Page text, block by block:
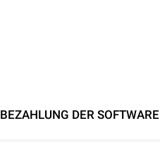
BEZAHLUNG DER SOFTWARE